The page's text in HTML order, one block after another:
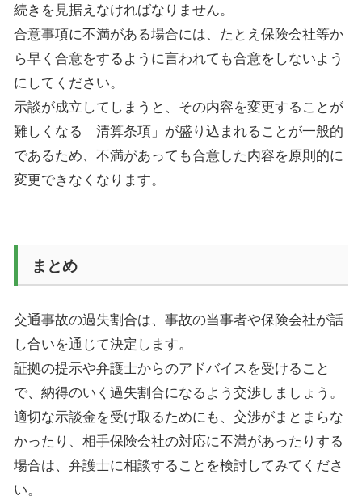
続きを見据えなければなりません。
合意事項に不満がある場合には、たとえ保険会社等か
ら早く合意をするように言われても合意をしないよう
にしてください。
示談が成立してしまうと、その内容を変更することが
難しくなる「清算条項」が盛り込まれることが一般的
であるため、不満があっても合意した内容を原則的に
変更できなくなります。
まとめ
交通事故の過失割合は、事故の当事者や保険会社が話
し合いを通じて決定します。
証拠の提示や弁護士からのアドバイスを受けること
で、納得のいく過失割合になるよう交渉しましょう。
適切な示談金を受け取るためにも、交渉がまとまらな
かったり、相手保険会社の対応に不満があったりする
場合は、弁護士に相談することを検討してみてくださ
い。